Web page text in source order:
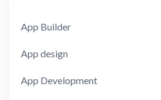
App Builder
App design
App Development